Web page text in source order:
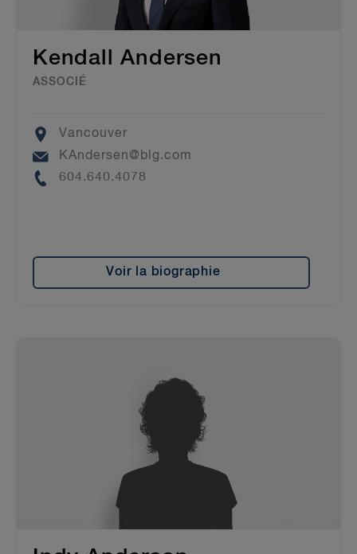
Kendall Andersen
ASSOCIÉ
Location
Vancouver
Email
KAndersen@blg.com
Phone
604.640.4078
Voir la biographie